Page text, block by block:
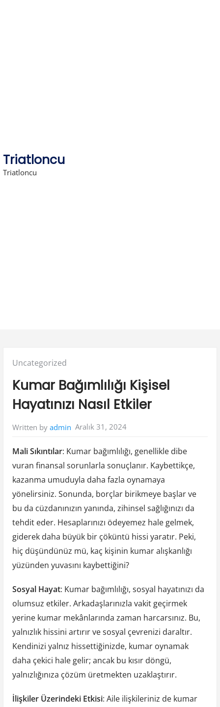
Triatloncu
Triatloncu
Posted
Uncategorized
Kumar Bağımlılığı Kişisel
Hayatınızı Nasıl Etkiler
Written by admin Aralık 31, 2024
Mali Sıkıntılar: Kumar bağımlılığı, genellikle dibe
vuran finansal sorunlarla sonuçlanır. Kaybettikçe,
kazanma umuduyla daha fazla oynamaya
yönelirsiniz. Sonunda, borçlar birikmeye başlar ve
bu da cüzdanınızın yanında, zihinsel sağlığınızı da
tehdit eder. Hesaplarınızı ödeyemez hale gelmek,
giderek daha büyük bir çöküntü hissi yaratır. Peki,
hiç düşündünüz mü, kaç kişinin kumar alışkanlığı
yüzünden yuvasını kaybettiğini?
Sosyal Hayat: Kumar bağımlılığı, sosyal hayatınızı da
olumsuz etkiler. Arkadaşlarınızla vakit geçirmek
yerine kumar mekânlarında zaman harcarsınız. Bu,
yalnızlık hissini artırır ve sosyal çevrenizi daraltır.
Kendinizi yalnız hissettiğinizde, kumar oynamak
daha çekici hale gelir; ancak bu kısır döngü,
yalnızlığınıza çözüm üretmekten uzaklaştırır.
İlişkiler Üzerindeki Etkisi: Aile ilişkileriniz de kumar